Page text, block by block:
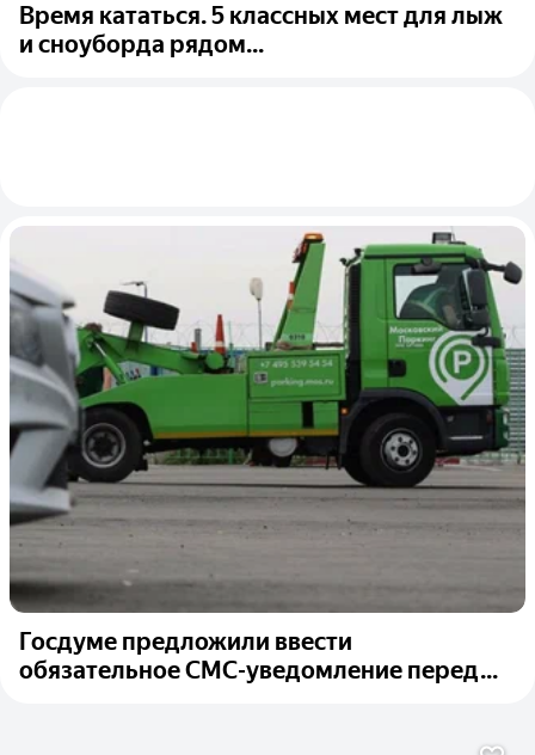
Время кататься. 5 классных мест для лыж
и сноуборда рядом...
Госдуме предложили ввести
обязательное СМС-уведомление перед...